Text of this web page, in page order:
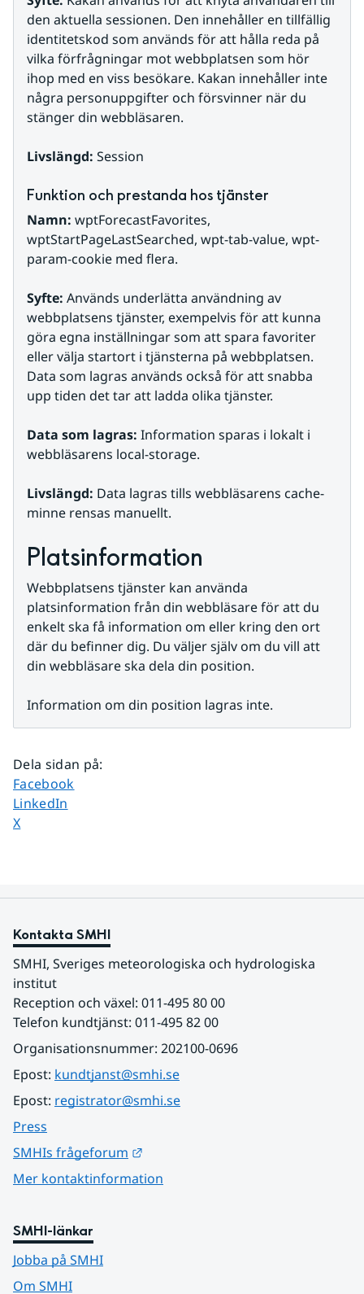
den aktuella sessionen. Den innehåller en tillfällig
identitetskod som används för att hålla reda på
vilka förfrågningar mot webbplatsen som hör
ihop med en viss besökare. Kakan innehåller inte
några personuppgifter och försvinner när du
stänger din webbläsaren.
Livslängd: Session
Funktion och prestanda hos tjänster
Namn: wptForecastFavorites,
wptStartPageLastSearched, wpt-tab-value, wpt-
param-cookie med flera.
Syfte: Används underlätta användning av
webbplatsens tjänster, exempelvis för att kunna
göra egna inställningar som att spara favoriter
eller välja startort i tjänsterna på webbplatsen.
Data som lagras används också för att snabba
upp tiden det tar att ladda olika tjänster.
Data som lagras: Information sparas i lokalt i
webbläsarens local-storage.
Livslängd: Data lagras tills webbläsarens cache-
minne rensas manuellt.
Platsinformation
Webbplatsens tjänster kan använda
platsinformation från din webbläsare för att du
enkelt ska få information om eller kring den ort
där du befinner dig. Du väljer själv om du vill att
din webbläsare ska dela din position.
Information om din position lagras inte.
Dela sidan på:
Dela sidan på
Facebook
Dela sidan på
LinkedIn
Dela sidan på
X
Kontakta SMHI
SMHI, Sveriges meteorologiska och hydrologiska
institut
Reception och växel: 011-495 80 00
Telefon kundtjänst: 011-495 82 00
Organisationsnummer: 202100-0696
Epost: kundtjanst@smhi.se
Epost: registrator@smhi.se
Press
SMHIs frågeforum
Mer kontaktinformation
SMHI-länkar
Jobba på SMHI
Om SMHI